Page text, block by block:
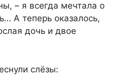
– я всегда мечтала о
А теперь оказалось,
дочь и двое
слёзы: